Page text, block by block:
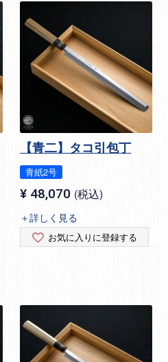
【青二】タコ引包丁
青紙2号
¥ 48,070 税込
＋詳しく見る
お気に入りに登録する